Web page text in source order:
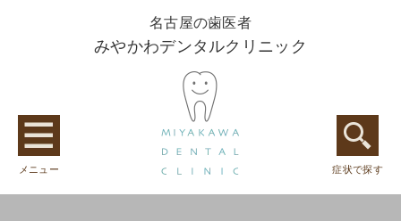
名古屋の歯医者
みやかわデンタルクリニック
メニュー 症状で探す